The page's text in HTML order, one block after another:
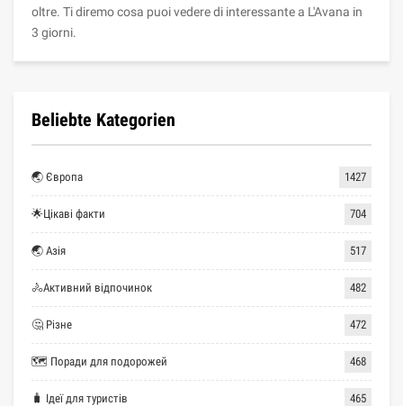
oltre. Ti diremo cosa puoi vedere di interessante a L'Avana in
3 giorni.
Beliebte Kategorien
🌏 Європа 1427
🌟Цікаві факти 704
🌏 Азія 517
🚴Активний відпочинок 482
🤔 Різне 472
🗺 Поради для подорожей 468
🧳 Ідеї для туристів 465